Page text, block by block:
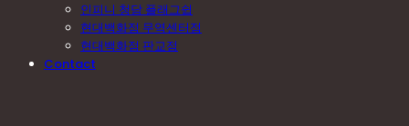
인피니 청담 플래그쉽
현대백화점 무역센터점
현대백화점 판교점
Contact